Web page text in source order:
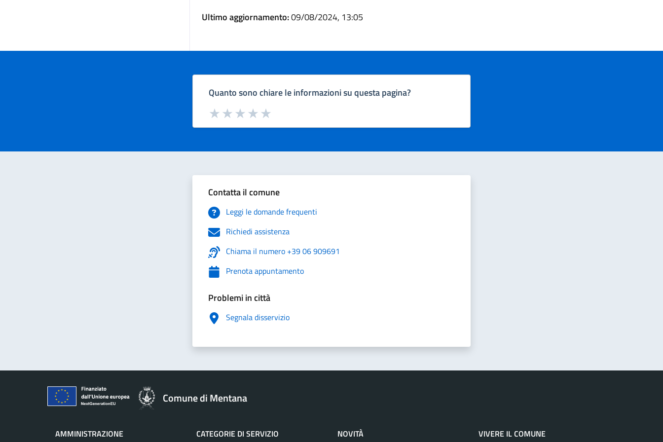
Ultimo aggiornamento:09/08/2024, 13:05
Quanto sono chiare le informazioni su questa pagina?
Valuta da 1 a 5 stelle la pagina
Valuta 5 stelle su 5
Valuta 4 stelle su 5
Valuta 3 stelle su 5
Valuta 2 stelle su 5
Valuta 1 stelle su 5
Contatta il comune
Leggi le domande frequenti
Richiedi assistenza
Chiama il numero +39 06 909691
Prenota appuntamento
Problemi in città
Segnala disservizio
Comune di Mentana
AMMINISTRAZIONE
CATEGORIE DI SERVIZIO
NOVITÀ
VIVERE IL COMUNE